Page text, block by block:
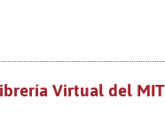
Virtual del